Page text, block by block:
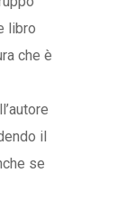
libro
che è
il
se